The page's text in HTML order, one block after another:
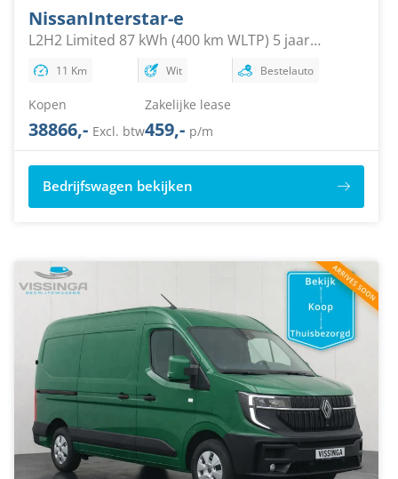
NissanInterstar-e
L2H2 Limited 87 kWh (400 km WLTP) 5 jaar
garantie
11 Km Wit Bestelauto
Kopen
38866,- Excl. btw
Zakelijke lease
459,- p/m
Bedrijfswagen bekijken